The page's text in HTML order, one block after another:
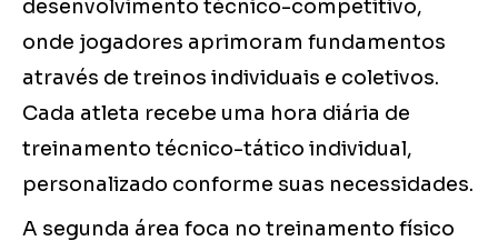
desenvolvimento técnico-competitivo,
onde jogadores aprimoram fundamentos
através de treinos individuais e coletivos.
Cada atleta recebe uma hora diária de
treinamento técnico-tático individual,
personalizado conforme suas necessidades.
A segunda área foca no treinamento físico